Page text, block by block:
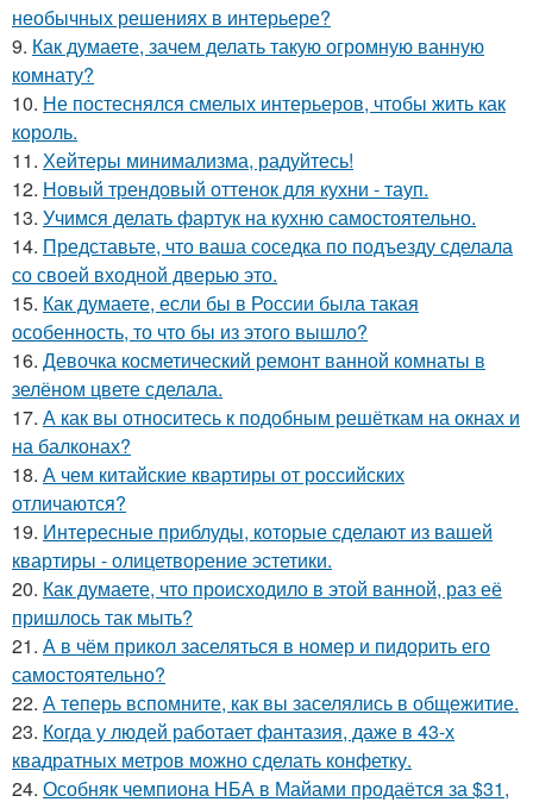
необычных решениях в интерьере?
9. Как думаете, зачем делать такую огромную ванную
комнату?
10. Не постеснялся смелых интерьеров, чтобы жить как
король.
11. Хейтеры минимализма, радуйтесь!
12. Новый трендовый оттенок для кухни - тауп.
13. Учимся делать фартук на кухню самостоятельно.
14. Представьте, что ваша соседка по подъезду сделала
со своей входной дверью это.
15. Как думаете, если бы в России была такая
особенность, то что бы из этого вышло?
16. Девочка косметический ремонт ванной комнаты в
зелёном цвете сделала.
17. А как вы относитесь к подобным решёткам на окнах и
на балконах?
18. А чем китайские квартиры от российских
отличаются?
19. Интересные приблуды, которые сделают из вашей
квартиры - олицетворение эстетики.
20. Как думаете, что происходило в этой ванной, раз её
пришлось так мыть?
21. А в чём прикол заселяться в номер и пидорить его
самостоятельно?
22. А теперь вспомните, как вы заселялись в общежитие.
23. Когда у людей работает фантазия, даже в 43-х
квадратных метров можно сделать конфетку.
24. Особняк чемпиона НБА в Майами продаётся за $31,